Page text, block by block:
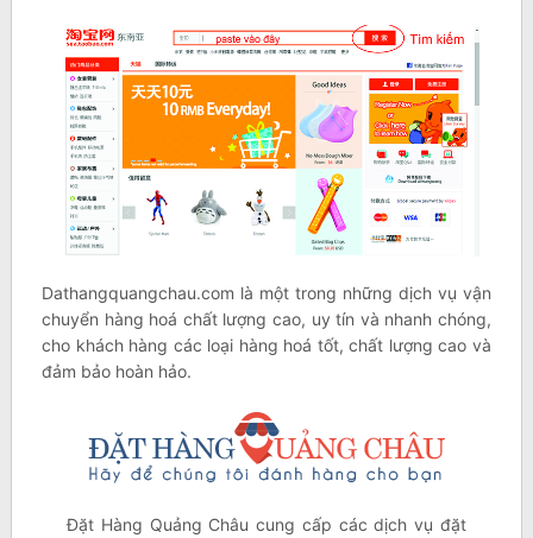
Dathangquangchau.com là một trong những dịch vụ vận
chuyển hàng hoá chất lượng cao, uy tín và nhanh chóng,
cho khách hàng các loại hàng hoá tốt, chất lượng cao và
đảm bảo hoàn hảo.
Đặt Hàng Quảng Châu cung cấp các dịch vụ đặt